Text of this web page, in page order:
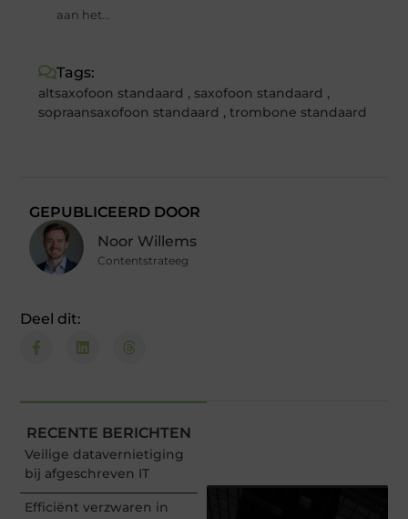
aan het...
Tags:
altsaxofoon standaard , saxofoon standaard ,
sopraansaxofoon standaard ,trombone standaard
GEPUBLICEERD DOOR
Noor Willems
Contentstrateeg
Deel dit:
RECENTE BERICHTEN
Veilige datavernietiging
bij afgeschreven IT
Efficiënt verzwaren in